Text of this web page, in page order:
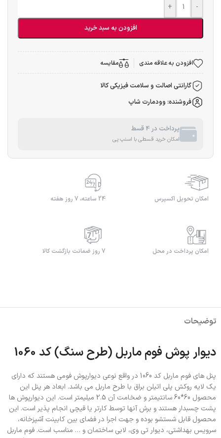
-
+
افزودن به سبد خرید
افزودن به علاقه مندی مقایسه
گارانتی اصالت و سلامت فیزیکی کالا
فروشنده: وودمارت شاپ
پرداخت در 4 قسط
امکان خرید قسطی با اسنپ پی
امکان تحویل اکسپرس 24 ساعته، 7 روز هفته
امکان پرداخت در محل 7 روز ضمانت بازگشت کالا
توضیحات
دیوار پوش فوم ماربل (طرح سنگ) کد 1060
پنل های فوم ماربل کد 1060 در واقع نوعی دیوارپوش فومی هستند که دارای
یک لایه روکش پلی اتیلن براق با طرح ماربل می باشد. ابعاد هر پنل این
محصول 60*60 سانتیمتر و ضخامت آن 2.5 میلیمتر است. این دیوارپوش ها
پشت چسبدار هستند و برش آنها توسط کارتر یا قیچی انجام پذیر است. این
محصول قابل شستشو بوده و جهت اجرا در فضای بین کابینت آشپزخانه،
سرویس بهداشتی، دیوار تی وی، لابی ساختمان و … مناسب است. فوم ماربل